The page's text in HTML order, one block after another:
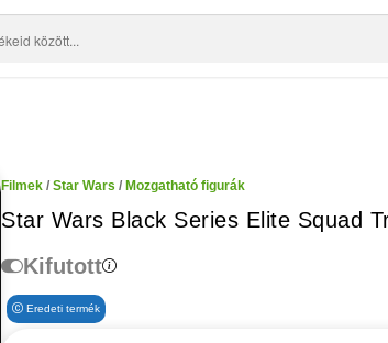
Filmek / Star Wars / Mozgatható figurák
Star Wars Black Series Elite Squad
Kifutott
Eredeti termék